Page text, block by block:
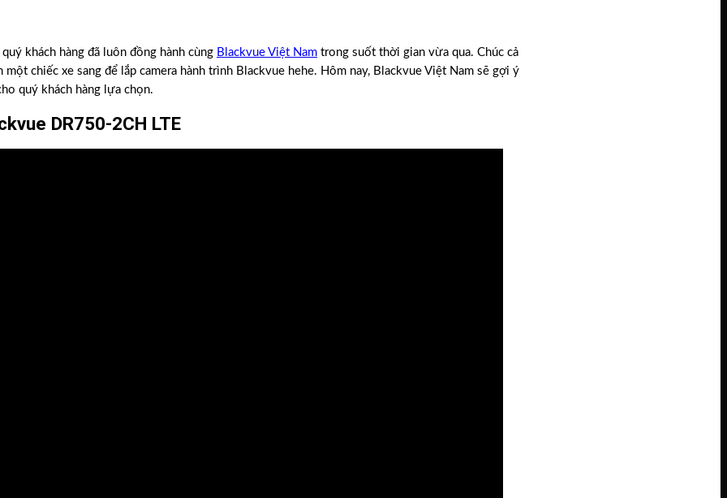
khách hàng đã luôn đồng hành cùng Blackvue Việt Nam trong suốt thời gian vừa qua. Chúc cả
chiếc xe sang để lắp camera hành trình Blackvue hehe. Hôm nay, Blackvue Việt Nam sẽ gợi ý
quý khách hàng lựa chọn.
DR750-2CH LTE